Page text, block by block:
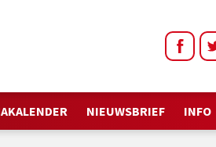
NIEUWSBRIEF INFO